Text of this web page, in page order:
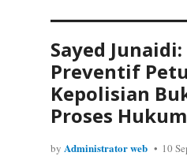
Sayed
Preventif
Kepolisian
Proses Hukum
by Administrator web 10